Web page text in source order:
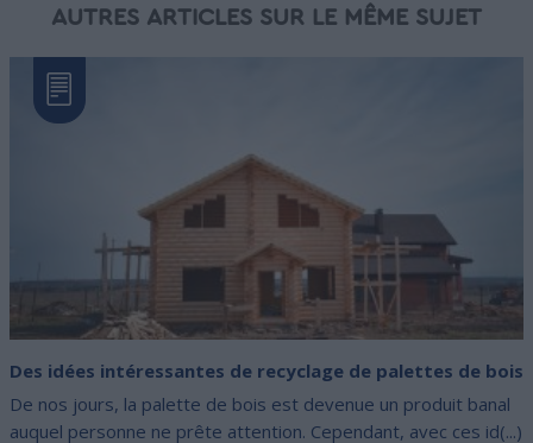
AUTRES ARTICLES SUR LE MÊME SUJET
Des idées intéressantes de recyclage de palettes de bois
De nos jours, la palette de bois est devenue un produit banal
auquel personne ne prête attention. Cependant, avec ces id(...)